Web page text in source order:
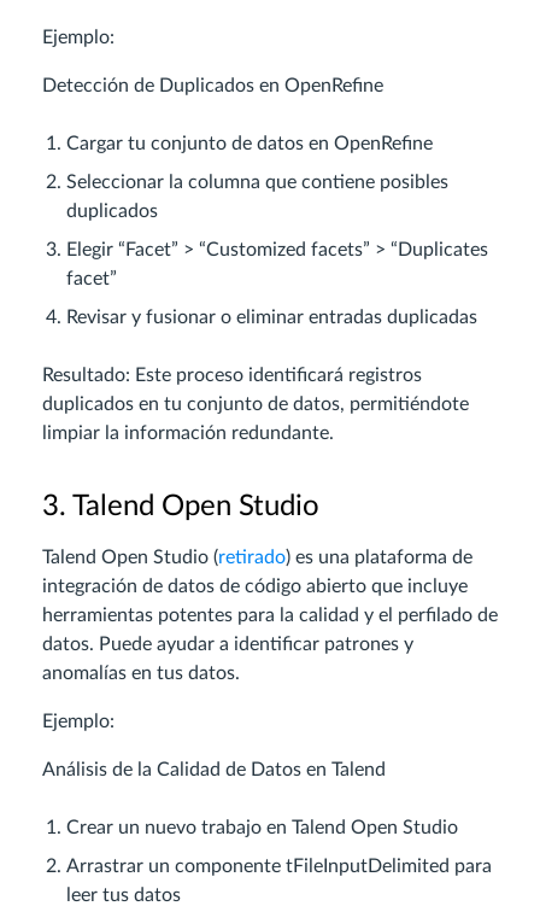
Ejemplo:
Detección de Duplicados en OpenRefine
Cargar tu conjunto de datos en OpenRefine
Seleccionar la columna que contiene posibles
duplicados
Elegir “Facet” > “Customized facets” > “Duplicates
facet”
Revisar y fusionar o eliminar entradas duplicadas
Resultado: Este proceso identificará registros
duplicados en tu conjunto de datos, permitiéndote
limpiar la información redundante.
3. Talend Open Studio
Talend Open Studio (retirado) es una plataforma de
integración de datos de código abierto que incluye
herramientas potentes para la calidad y el perfilado de
datos. Puede ayudar a identificar patrones y
anomalías en tus datos.
Ejemplo:
Análisis de la Calidad de Datos en Talend
Crear un nuevo trabajo en Talend Open Studio
Arrastrar un componente tFileInputDelimited para
leer tus datos